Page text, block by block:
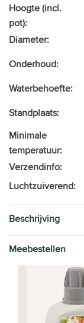
Hoogte (incl.
pot):
Diameter:
Onderhoud:
Waterbehoefte:
Standplaats:
Minimale
temperatuur:
Verzendinfo:
Luchtzuiverend:
Beschrijving
Meebestellen